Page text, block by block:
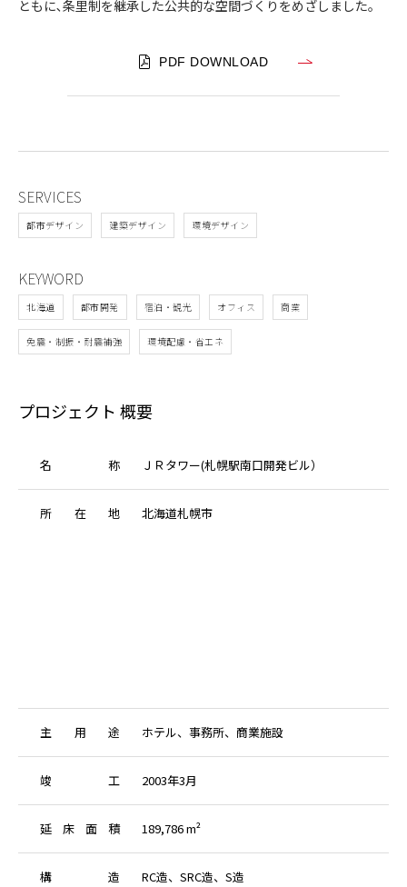
ともに､条里制を継承した公共的な空間づくりをめざしました｡
PDF DOWNLOAD
SERVICES
都市デザイン 建築デザイン 環境デザイン
KEYWORD
北海道 都市開発 宿泊・観光 オフィス 商業
免震・制振・耐震補強 環境配慮・省エネ
プロジェクト 概要
名 称 ＪＲタワー(札幌駅南口開発ビル）
所 在 地 北海道札幌市
主 用 途 ホテル、事務所、商業施設
竣 工 2003年3月
延 床 面 積 189,786 m²
構 造 RC造、SRC造、S造